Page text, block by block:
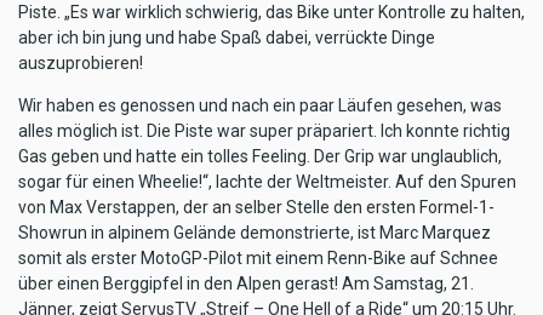
Piste. „Es war wirklich schwierig, das Bike unter Kontrolle zu halten,
aber ich bin jung und habe Spaß dabei, verrückte Dinge
auszuprobieren!
Wir haben es genossen und nach ein paar Läufen gesehen, was
alles möglich ist. Die Piste war super präpariert. Ich konnte richtig
Gas geben und hatte ein tolles Feeling. Der Grip war unglaublich,
sogar für einen Wheelie!“, lachte der Weltmeister. Auf den Spuren
von Max Verstappen, der an selber Stelle den ersten Formel-1-
Showrun in alpinem Gelände demonstrierte, ist Marc Marquez
somit als erster MotoGP-Pilot mit einem Renn-Bike auf Schnee
über einen Berggipfel in den Alpen gerast! Am Samstag, 21.
Jänner, zeigt ServusTV „Streif – One Hell of a Ride“ um 20:15 Uhr.